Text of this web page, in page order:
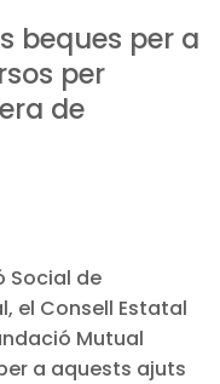
beques per a
per
de
Social de
el Consell Estatal
Mutual
a aquests ajuts